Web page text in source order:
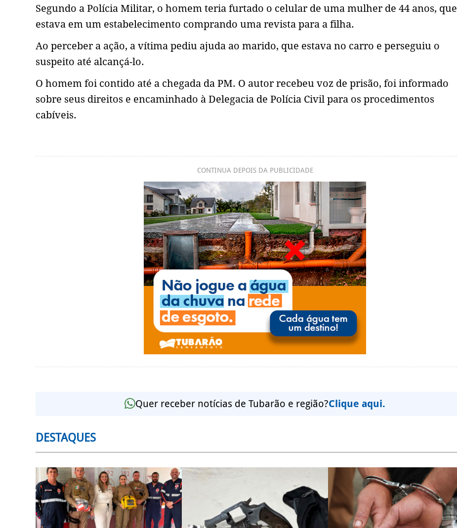
Segundo a Polícia Militar, o homem teria furtado o celular de uma mulher de 44 anos, que
estava em um estabelecimento comprando uma revista para a filha.
Ao perceber a ação, a vítima pediu ajuda ao marido, que estava no carro e perseguiu o
suspeito até alcançá-lo.
O homem foi contido até a chegada da PM. O autor recebeu voz de prisão, foi informado
sobre seus direitos e encaminhado à Delegacia de Polícia Civil para os procedimentos
cabíveis.
CONTINUA DEPOIS DA PUBLICIDADE
Quer receber notícias de Tubarão e região?Clique aqui.
DESTAQUES